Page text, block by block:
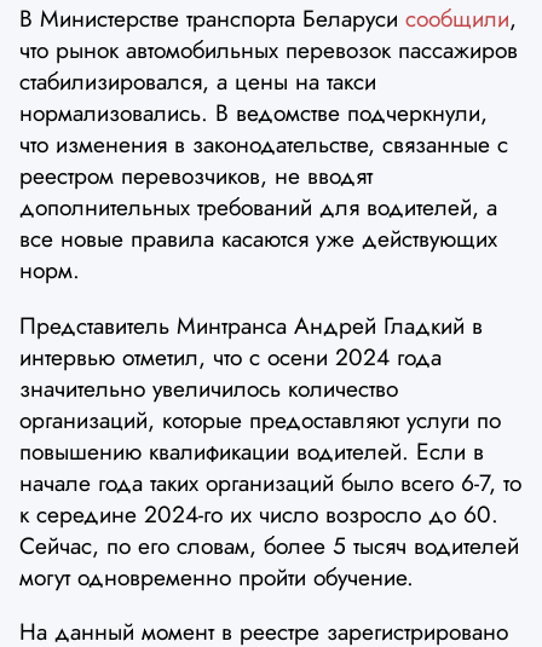
В Министерстве транспорта Беларуси сообщили,
что рынок автомобильных перевозок пассажиров
стабилизировался, а цены на такси
нормализовались. В ведомстве подчеркнули,
что изменения в законодательстве, связанные с
реестром перевозчиков, не вводят
дополнительных требований для водителей, а
все новые правила касаются уже действующих
норм.
Представитель Минтранса Андрей Гладкий в
интервью отметил, что с осени 2024 года
значительно увеличилось количество
организаций, которые предоставляют услуги по
повышению квалификации водителей. Если в
начале года таких организаций было всего 6-7, то
к середине 2024-го их число возросло до 60.
Сейчас, по его словам, более 5 тысяч водителей
могут одновременно пройти обучение.
На данный момент в реестре зарегистрировано